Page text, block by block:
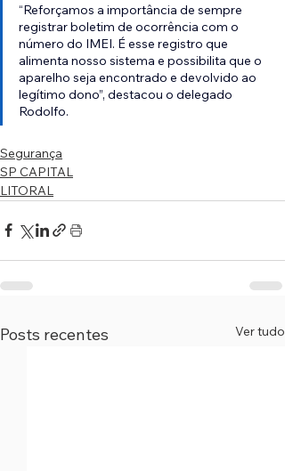
“Reforçamos a importância de sempre
registrar boletim de ocorrência com o
número do IMEI. É esse registro que
alimenta nosso sistema e possibilita que o
aparelho seja encontrado e devolvido ao
legítimo dono”, destacou o delegado
Rodolfo.
Segurança
SP CAPITAL
LITORAL
Posts recentes Ver tudo